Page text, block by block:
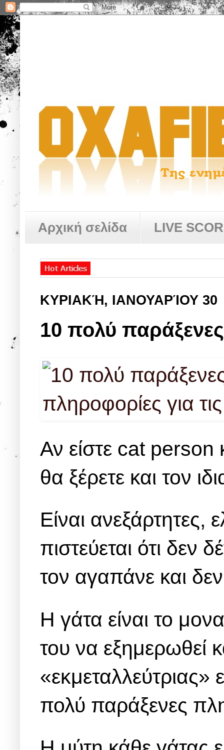
Αρχική σελίδα LIVE
ΚΥΡΙΑΚΉ, ΙΑΝΟΥΑΡΊΟΥ 30
10 πολύ
Αν είστε cat person
θα ξέρετε και τον
Είναι ανεξάρτητες,
πιστεύεται ότι δεν
τον αγαπάνε και
Η γάτα είναι το
του να εξημερωθεί
«εκμεταλλεύτριας»
πολύ παράξενες